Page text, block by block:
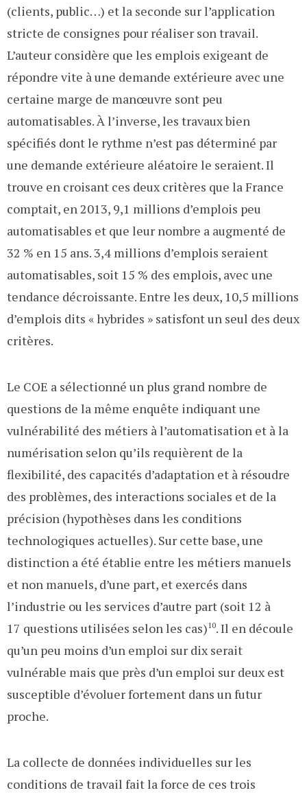
(clients, public…) et la seconde sur l’application
stricte de consignes pour réaliser son travail.
L’auteur considère que les emplois exigeant de
répondre vite à une demande extérieure avec une
certaine marge de manœuvre sont peu
automatisables. À l’inverse, les travaux bien
spécifiés dont le rythme n’est pas déterminé par
une demande extérieure aléatoire le seraient. Il
trouve en croisant ces deux critères que la France
comptait, en 2013, 9,1 millions d’emplois peu
automatisables et que leur nombre a augmenté de
32 % en 15 ans. 3,4 millions d’emplois seraient
automatisables, soit 15 % des emplois, avec une
tendance décroissante. Entre les deux, 10,5 millions
d’emplois dits « hybrides » satisfont un seul des deux
critères.
Le COE a sélectionné un plus grand nombre de
questions de la même enquête indiquant une
vulnérabilité des métiers à l’automatisation et à la
numérisation selon qu’ils requièrent de la
flexibilité, des capacités d’adaptation et à résoudre
des problèmes, des interactions sociales et de la
précision (hypothèses dans les conditions
technologiques actuelles). Sur cette base, une
distinction a été établie entre les métiers manuels
et non manuels, d’une part, et exercés dans
l’industrie ou les services d’autre part (soit 12 à
17 questions utilisées selon les cas)10. Il en découle
qu’un peu moins d’un emploi sur dix serait
vulnérable mais que près d’un emploi sur deux est
susceptible d’évoluer fortement dans un futur
proche.
La collecte de données individuelles sur les
conditions de travail fait la force de ces trois